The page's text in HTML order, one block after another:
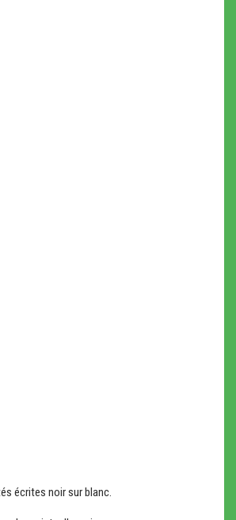
écrites noir sur blanc.